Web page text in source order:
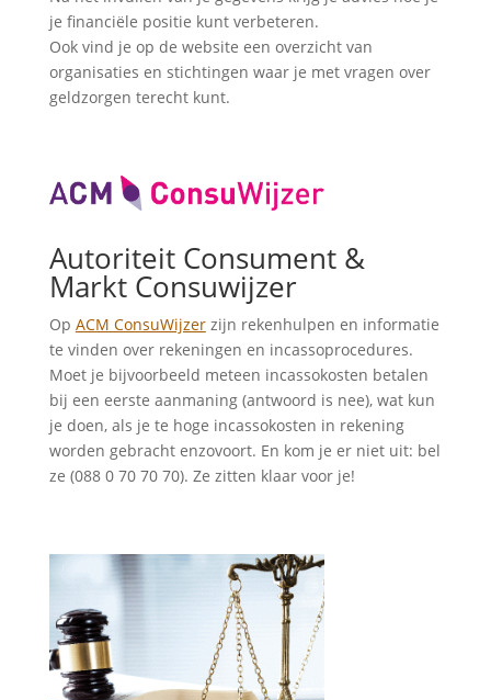
je financiële positie kunt verbeteren.
Ook vind je op de website een overzicht van
organisaties en stichtingen waar je met vragen over
geldzorgen terecht kunt.
Autoriteit Consument &
Markt Consuwijzer
Op ACM ConsuWijzer zijn rekenhulpen en informatie
te vinden over rekeningen en incassoprocedures.
Moet je bijvoorbeeld meteen incassokosten betalen
bij een eerste aanmaning (antwoord is nee), wat kun
je doen, als je te hoge incassokosten in rekening
worden gebracht enzovoort. En kom je er niet uit: bel
ze (088 0 70 70 70). Ze zitten klaar voor je!